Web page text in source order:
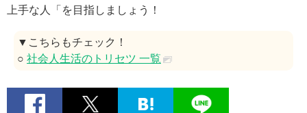
上手な人「を目指しましょう！
▼こちらもチェック！
○ 社会人生活のトリセツ 一覧